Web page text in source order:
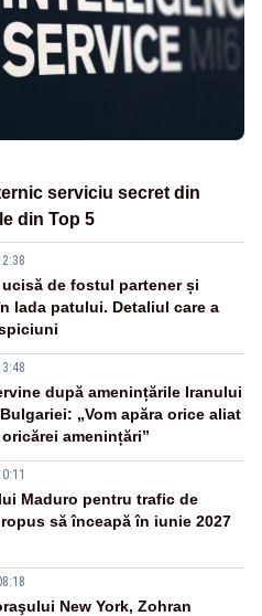
serviciu secret din
din Top 5
ucisă de fostul partener și
lada patului. Detaliul care a
după amenințările Iranului
„Vom apăra orice aliat
amenințări”
Maduro pentru trafic de
să înceapă în iunie 2027
New York, Zohran